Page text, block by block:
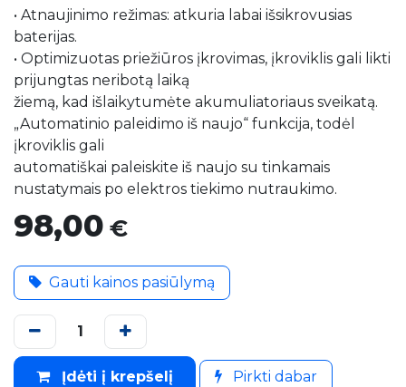
• Atnaujinimo režimas: atkuria labai išsikrovusias
baterijas.
• Optimizuotas priežiūros įkrovimas, įkroviklis gali likti
prijungtas neribotą laiką
žiemą, kad išlaikytumėte akumuliatoriaus sveikatą.
„Automatinio paleidimo iš naujo“ funkcija, todėl
įkroviklis gali
automatiškai paleiskite iš naujo su tinkamais
nustatymais po elektros tiekimo nutraukimo.
98,00 €
Gauti kainos pasiūlymą
Įdėti į krepšelį Pirkti dabar